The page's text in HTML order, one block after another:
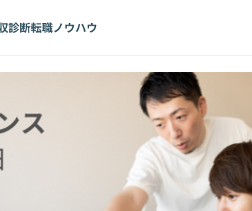
診断転職ノウハウ